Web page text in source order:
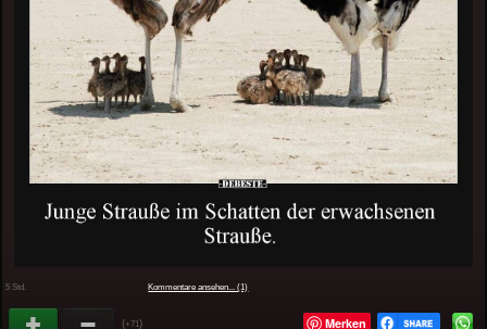
5 Std. Kommentare ansehen... (1)
(+71) Merken